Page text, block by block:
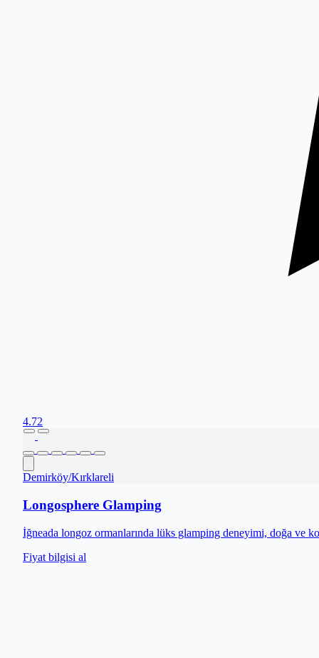
4.72
Demirköy/Kırklareli
Longosphere Glamping
İğneada longoz ormanlarında lüks glamping deneyimi, doğa ve
Fiyat bilgisi al